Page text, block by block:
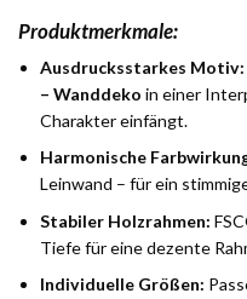
Produktmerkmale:
Ausdrucksstarkes Motiv:
– Wanddeko in einer
Charakter einfängt.
Harmonische
Leinwand – für ein
Stabiler Holzrahmen:
Tiefe für eine dezente
Individuelle Größen: